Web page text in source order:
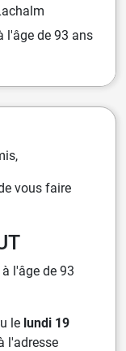
l'âge de 93 ans
vous faire
l'âge de 93
le lundi 19
l'adresse